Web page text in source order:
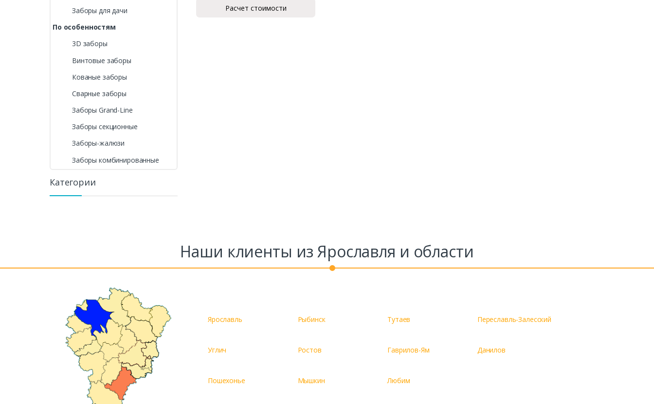
Расчет стоимости
Заборы для дачи
По особенностям
3D заборы
Винтовые заборы
Кованые заборы
Сварные заборы
Заборы Grand-Line
Заборы секционные
Заборы-жалюзи
Заборы комбинированные
Категории
Наши клиенты из Ярославля и области
Ярославль Рыбинск Тутаев Переславль-Залесский
Углич Ростов Гаврилов-Ям Данилов
Пошехонье Мышкин Любим